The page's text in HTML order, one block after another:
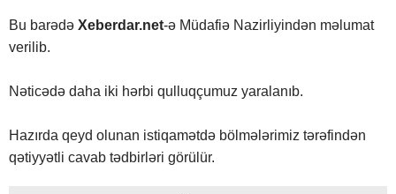
Bu barədə Xeberdar.net-ə Müdafiə Nazirliyindən məlumat
verilib.
Nəticədə daha iki hərbi qulluqçumuz yaralanıb.
Hazırda qeyd olunan istiqamətdə bölmələrimiz tərəfindən
qətiyyətli cavab tədbirləri görülür.